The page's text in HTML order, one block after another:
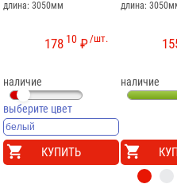
длина: 3050мм
/шт.
178 10 ₽
наличие
выберите цвет
КУПИТЬ
длина:
наличие